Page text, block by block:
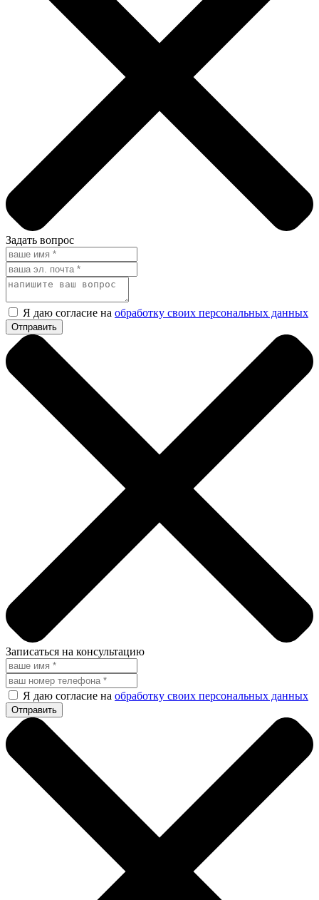
Задать вопрос
Я даю согласие на обработку своих персональных данных
Записаться на консультацию
Я даю согласие на обработку своих персональных данных